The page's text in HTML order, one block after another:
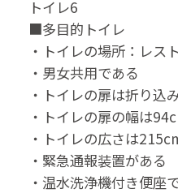
トイレ6
■多目的トイレ
・トイレの場所：レス
・男女共用である
・トイレの扉は折り込
・トイレの扉の幅は
・トイレの広さは
・緊急通報装置がある
・温水洗浄機付き便座